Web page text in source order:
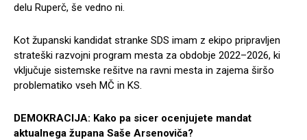
delu Ruperč, še vedno ni.
Kot županski kandidat stranke SDS imam z ekipo pripravljen
strateški razvojni program mesta za obdobje 2022–2026, ki
vključuje sistemske rešitve na ravni mesta in zajema širšo
problematiko vseh MČ in KS.
DEMOKRACIJA: Kako pa sicer ocenjujete mandat
aktualnega župana Saše Arsenoviča?